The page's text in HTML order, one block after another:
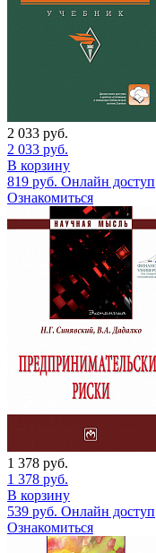
2 033 руб.
2 033 руб.
В корзину
819 руб. Онлайн доступ
Ознакомиться
1 378 руб.
1 378 руб.
В корзину
539 руб. Онлайн доступ
Ознакомиться